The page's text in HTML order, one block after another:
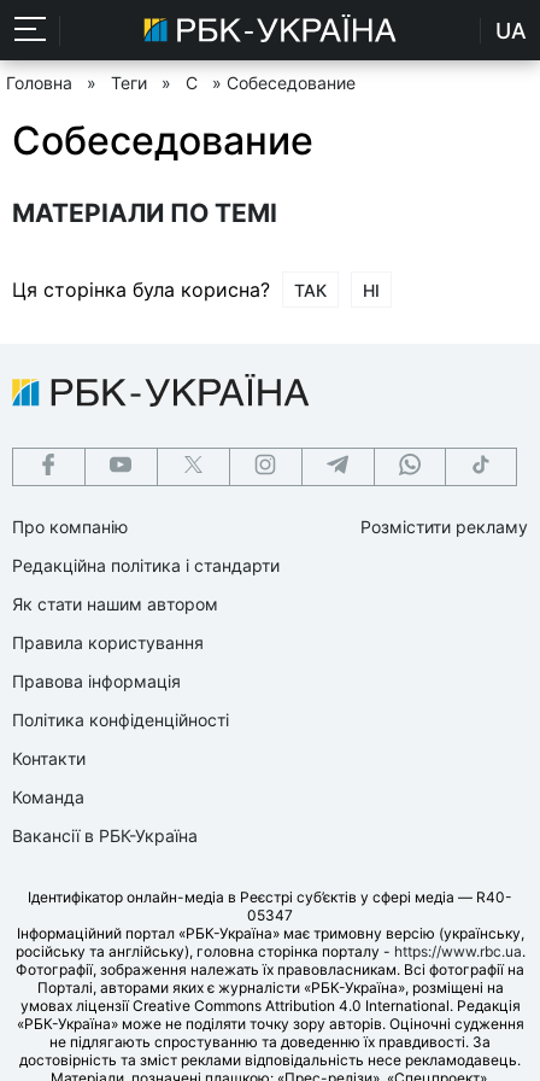
UA
Головна » Теги » С » Собеседование
Собеседование
МАТЕРІАЛИ ПО ТЕМІ
Ця сторінка була корисна? ТАК НІ
Про компанію
Редакційна політика і стандарти
Як стати нашим автором
Правила користування
Правова інформація
Політика конфіденційності
Контакти
Команда
Вакансії в РБК-Україна
Розмістити рекламу
Ідентифікатор онлайн-медіа в Реєстрі суб’єктів у сфері медіа — R40-
05347
Інформаційний портал «РБК-Україна» має тримовну версію (українську,
російську та англійську), головна сторінка порталу - https://www.rbc.ua.
Фотографії, зображення належать їх правовласникам. Всі фотографії на
Порталі, авторами яких є журналісти «РБК-Україна», розміщені на
умовах ліцензії Creative Commons Attribution 4.0 International. Редакція
«РБК-Україна» може не поділяти точку зору авторів. Оціночні судження
не підлягають спростуванню та доведенню їх правдивості. За
достовірність та зміст реклами відповідальність несе рекламодавець.